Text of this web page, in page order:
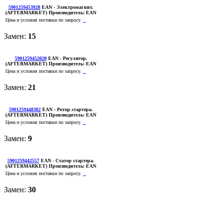
5901259453928 EAN - Электромагнит.
(AFTERMARKET) Производитель: EAN
Цена и условия поставки по запросу.
Замен: 15
5901259452020 EAN - Регулятор.
(AFTERMARKET) Производитель: EAN
Цена и условия поставки по запросу.
Замен: 21
5901259448382 EAN - Ротор стартера.
(AFTERMARKET) Производитель: EAN
Цена и условия поставки по запросу.
Замен: 9
5901259442557 EAN - Статор стартера.
(AFTERMARKET) Производитель: EAN
Цена и условия поставки по запросу.
Замен: 30